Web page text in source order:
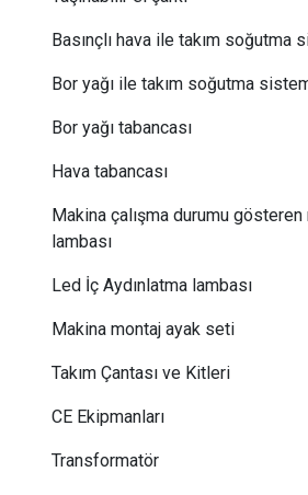
Basınçlı hava ile takım soğutma
Bor yağı ile takım soğutma
Bor yağı tabancası
Hava tabancası
Makina çalışma durumu
lambası
Led İç Aydınlatma lambası
Makina montaj ayak seti
Takım Çantası ve Kitleri
CE Ekipmanları
Transformatör